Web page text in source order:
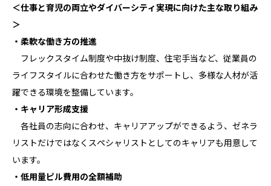
＜仕事と育児の両立やダイバーシティ実現に向けた主な取り組み
＞
・柔軟な働き方の推進
フレックスタイム制度や中抜け制度、住宅手当など、従業員の
ライフスタイルに合わせた働き方をサポートし、多様な人材が活
躍できる環境を整備しています。
・キャリア形成支援
各社員の志向に合わせ、キャリアアップができるよう、ゼネラ
リストだけではなくスペシャリストとしてのキャリアも用意して
います。
・低用量ピル費用の全額補助